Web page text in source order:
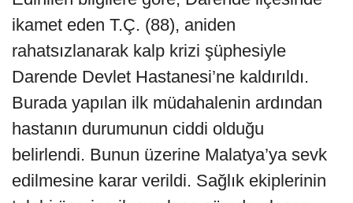
ikamet eden T.Ç. (88), aniden
rahatsızlanarak kalp krizi şüphesiyle
Darende Devlet Hastanesi’ne kaldırıldı.
Burada yapılan ilk müdahalenin ardından
hastanın durumunun ciddi olduğu
belirlendi. Bunun üzerine Malatya’ya sevk
edilmesine karar verildi. Sağlık ekiplerinin